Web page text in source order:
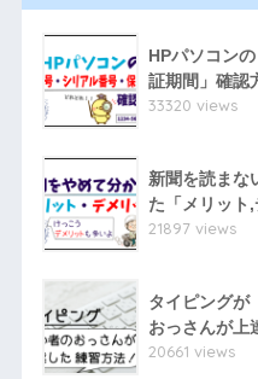
HPパソコン
証期間」確認
33320 views
新聞を読まな
た「メリット
21897 views
タイピングが
おっさんが上
20661 views